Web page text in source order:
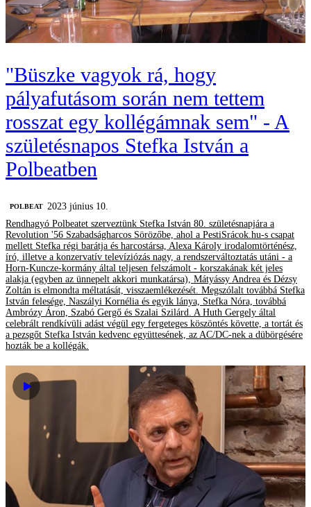
"Büszke vagyok rá, hogy
pályafutásom során nem tettem
rosszat egy kollégámnak sem" - A
születésnapos Stefka István a
Polbeatben
‎POLBEAT
2023 június 10.
Rendhagyó Polbeatet szerveztünk Stefka István 80. születésnapjára a
Revolution '56 Szabadságharcos Sörözőbe, ahol a PestiSrácok.hu-s csapat
mellett Stefka régi barátja és harcostársa, Alexa Károly irodalomtörténész,
író, illetve a konzervatív televíziózás nagy, a rendszerváltoztatás utáni - a
Horn-Kuncze-kormány által teljesen felszámolt - korszakának két jeles
alakja (egyben az ünnepelt akkori munkatársa), Mátyássy Andrea és Dézsy
Zoltán is elmondta méltatását, visszaemlékezését. Megszólalt továbbá Stefka
István felesége, Naszályi Kornélia és egyik lánya, Stefka Nóra, továbbá
Ambrózy Áron, Szabó Gergő és Szalai Szilárd. A Huth Gergely által
celebrált rendkívüli adást végül egy fergeteges köszöntés követte, a tortát és
a pezsgőt Stefka István kedvenc együttesének, az AC/DC-nek a dübörgésére
hozták be a kollégák.